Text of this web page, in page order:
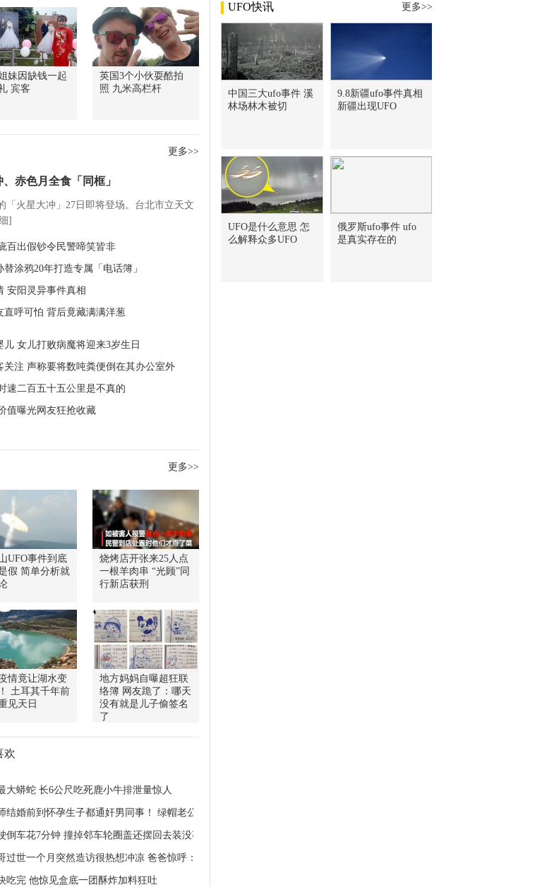
妹因缺钱一起
宾客
英国3个小伙耍酷拍
照 九米高栏杆
更多>>
赤色月全食「同框」
「火星大冲」27日即将登场。台北市立天文
]
百出假钞令民警啼笑皆非
涂鸦20年打造专属「电话簿」
安阳灵异事件真相
直呼可怕 背后竟藏满满洋葱
女儿打败病魔将迎来3岁生日
关注 声称要将数吨粪便倒在其办公室外
速二百五十五公里是不真的
值曝光网友狂抢收藏
更多>>
UFO事件到底
假 简单分析就
烧烤店开张来25人点
一根羊肉串 “光顾”同
行新店获刑
情竟让湖水变
土耳其千年前
见天日
地方妈妈自曝超狂联
络簿 网友跪了：哪天
没有就是儿子偷签名
了
欢
大蟒蛇 长6公尺吃死鹿小牛排泄量惊人
结婚前到怀孕生子都通奸男同事！ 绿帽老公一眼崩溃
倒车花7分钟 撞掉邻车轮圈盖还摆回去装没事
过世一个月突然造访很热想冲凉 爸爸惊呼：他是火化
吃完 他惊见盒底一团酥炸加料狂吐
UFO快讯 更多>>
中国三大ufo事件 溪
林场林木被切
9.8新疆ufo事件真相
新疆出现UFO
UFO是什么意思 怎
么解释众多UFO
俄罗斯ufo事件 ufo
是真实存在的